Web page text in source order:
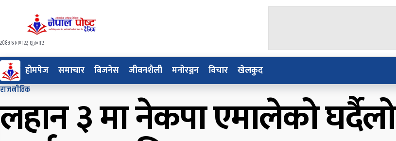
२०८३ श्रावण २२, शुक्रवार
होमपेज समाचार बिजनेस जीवनशैली मनोरञ्जन विचार खेलकुद
राजनीतिक
लहान ३ मा नेकपा एमालेको घर्दैलो